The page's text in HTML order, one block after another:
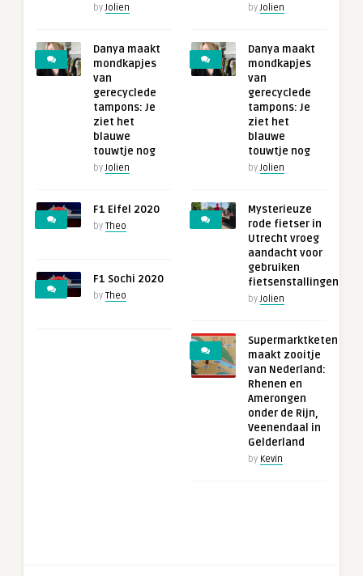
byJolien
Danya maakt
mondkapjes
van
gerecyclede
tampons: Je
ziet het
blauwe
touwtje nog
byJolien
F1 Eifel 2020
by Theo
F1 Sochi 2020
by Theo
byJolien
Danya maakt
mondkapjes
van
gerecyclede
tampons: Je
ziet het
blauwe
touwtje nog
byJolien
Mysterieuze
rode fietser in
Utrecht vroeg
aandacht voor
gebruiken
fietsenstallingen
byJolien
Supermarktketen
maakt zooitje
van Nederland:
Rhenen en
Amerongen
onder de Rijn,
Veenendaal in
Gelderland
by Kevin